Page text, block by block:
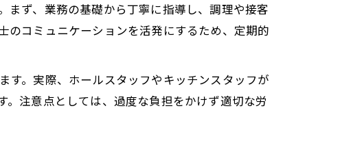
まず、業務の基礎から丁寧に指導し、調理や接客
のコミュニケーションを活発にするため、定期的
す。実際、ホールスタッフやキッチンスタッフが
注意点としては、過度な負担をかけず適切な労